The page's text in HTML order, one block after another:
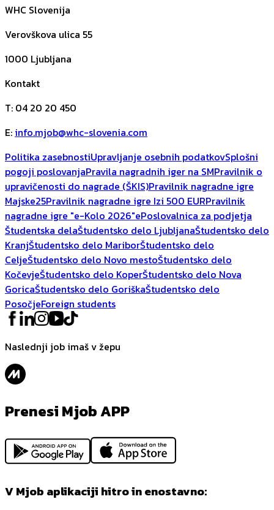
WHC Slovenija
Verovškova ulica 55
1000 Ljubljana
Kontakt
T: 04 20 20 450
E: info.mjob@whc-slovenia.com
Politika zasebnostiUpravljanje osebnih podatkovSplošni
pogoji poslovanjaPravila nagradnih iger na SMPravilnik o
upravičenosti do nagrade (ŠKIS)Pravilnik nagradne igre
Majske25Pravilnik nagradne igre Izi 500 EURPravilnik
nagradne igre "e-Kolo 2026"ePoslovalnica za podjetja
Študentska delaŠtudentsko delo LjubljanaŠtudentsko delo
KranjŠtudentsko delo MariborŠtudentsko delo
CeljeŠtudentsko delo Novo mestoŠtudentsko delo
KočevjeŠtudentsko delo KoperŠtudentsko delo Nova
GoricaŠtudentsko delo GoriškaŠtudentsko delo
PosočjeForeign students
Naslednji job imaš v žepu
Prenesi Mjob APP
V Mjob aplikaciji hitro in enostavno: